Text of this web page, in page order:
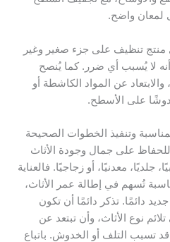
لمعان واضح.
منتج تنظيف على جزء صغير وغير
أنه لا يُسبب أي ضرر. كما يُنصح
عن المواد الكاشطة أو
على الأسطح.
وتنفيذ الخطوات الصحيحة
للحفاظ على جمال وجودة الأثاث
معدنيًا، أو زجاجيًا. فالعناية
تُسهم في إطالة عمر الأثاث،
دائمًا. تذكر دائمًا أن تكون
نوع الأثاث، وأن تبتعد عن
قد تسبب التلف أو الخدوش. باتباع